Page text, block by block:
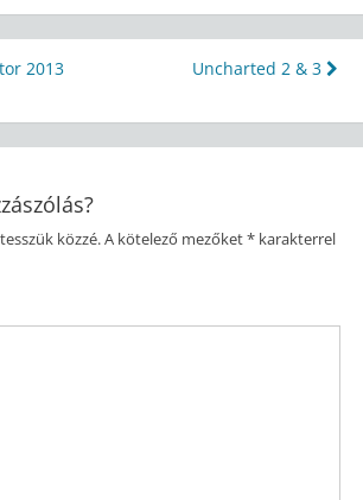
2013
Uncharted 2 & 3
közzé.A kötelező mezőket*karakterrel